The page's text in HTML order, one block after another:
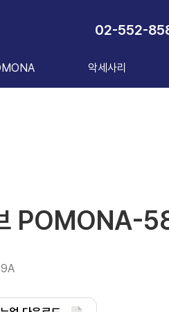
02-552-
악세사리
POMONA-